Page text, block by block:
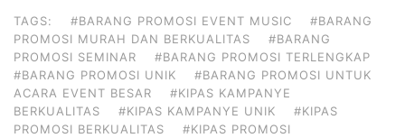
TAGS: #BARANG PROMOSI EVENT MUSIC
#BARANG
PROMOSI MURAH DAN BERKUALITAS
#BARANG
PROMOSI SEMINAR
#BARANG PROMOSI TERLENGKAP
#BARANG PROMOSI UNIK
#BARANG PROMOSI UNTUK
ACARA EVENT BESAR
#KIPAS KAMPANYE
BERKUALITAS
#KIPAS KAMPANYE UNIK
#KIPAS
PROMOSI BERKUALITAS
#KIPAS PROMOSI